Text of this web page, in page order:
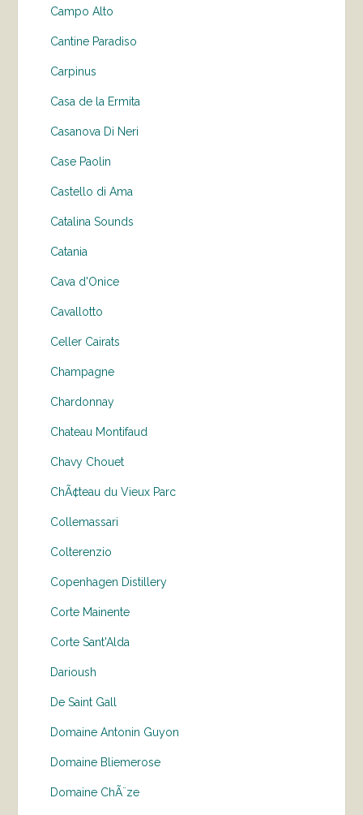
Campo Alto
Cantine Paradiso
Carpinus
Casa de la Ermita
Casanova Di Neri
Case Paolin
Castello di Ama
Catalina Sounds
Catania
Cava d'Onice
Cavallotto
Celler Cairats
Champagne
Chardonnay
Chateau Montifaud
Chavy Chouet
ChÃ¢teau du Vieux Parc
Collemassari
Colterenzio
Copenhagen Distillery
Corte Mainente
Corte Sant'Alda
Darioush
De Saint Gall
Domaine Antonin Guyon
Domaine Bliemerose
Domaine ChÃ¨ze